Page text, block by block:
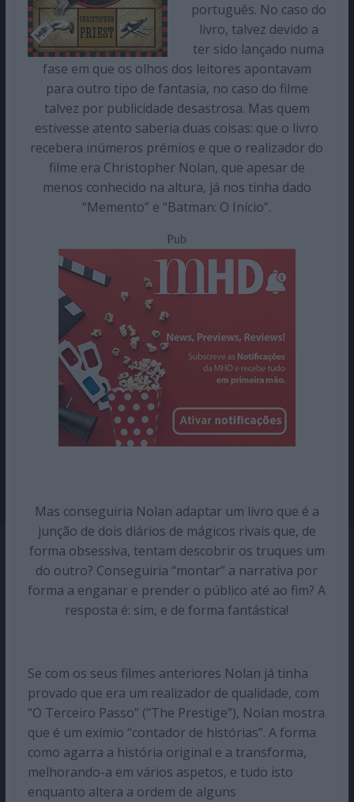
português. No caso do
livro, talvez devido a
ter sido lançado numa
fase em que os olhos dos leitores apontavam
para outro tipo de fantasia, no caso do filme
talvez por publicidade desastrosa. Mas quem
estivesse atento saberia duas coisas: que o livro
recebera inúmeros prémios e que o realizador do
filme era Christopher Nolan, que apesar de
menos conhecido na altura, já nos tinha dado
“Memento” e “Batman: O Início”.
Pub
Mas conseguiria Nolan adaptar um livro que é a
junção de dois diários de mágicos rivais que, de
forma obsessiva, tentam descobrir os truques um
do outro? Conseguiria “montar” a narrativa por
forma a enganar e prender o público até ao fim? A
resposta é: sim, e de forma fantástica!
Se com os seus filmes anteriores Nolan já tinha
provado que era um realizador de qualidade, com
“O Terceiro Passo” (“The Prestige”), Nolan mostra
que é um exímio “contador de histórias”. A forma
como agarra a história original e a transforma,
melhorando-a em vários aspetos, e tudo isto
enquanto altera a ordem de alguns